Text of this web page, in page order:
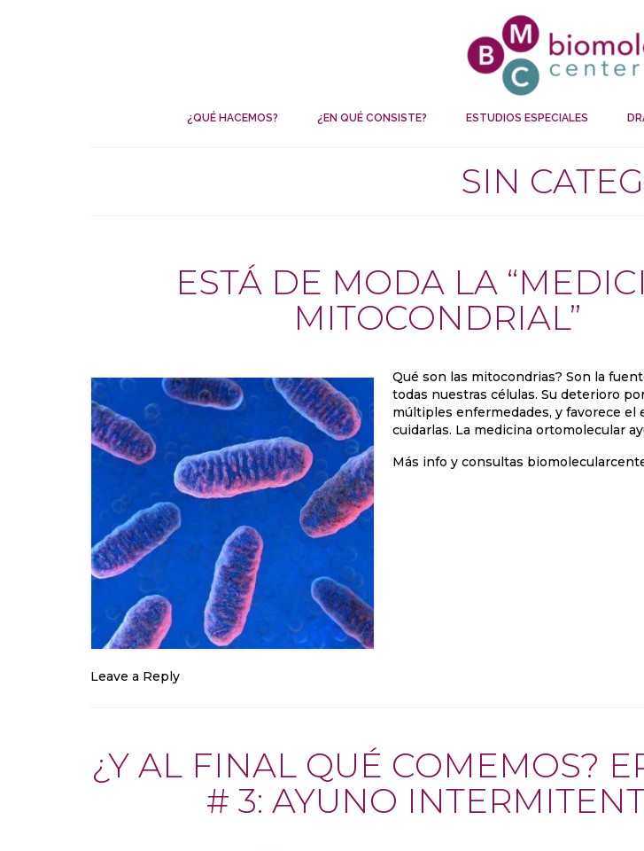
¿QUÉ HACEMOS? ¿EN QUÉ CONSISTE? ESTUDIOS ESPECIALES
SIN
ESTÁ DE MODA LA
MITOCONDRIAL”
Qué son las mitocondrias? Son la
todas nuestras células. Su deterioro
múltiples enfermedades, y favorece el
cuidarlas. La medicina ortomolecular
Más info y consultas
Leave a Reply
¿Y AL FINAL QUÉ COMEMOS?
# 3: AYUNO